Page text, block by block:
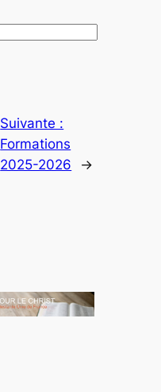
Suivante :
Formations
2025-2026
→